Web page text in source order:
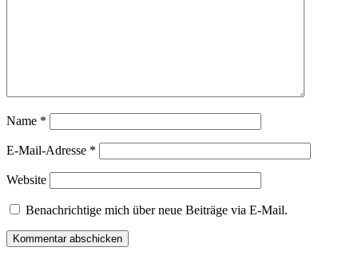
Name *
E-Mail-Adresse *
Website
Benachrichtige mich über neue Beiträge via E-Mail.